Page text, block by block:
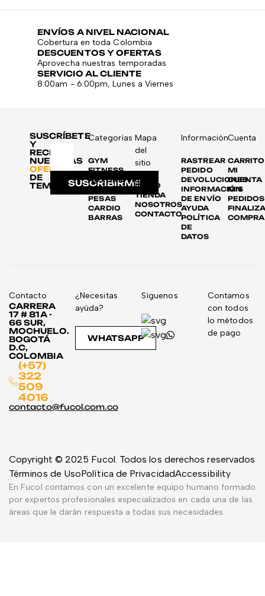
ENVÍOS A NIVEL NACIONAL
Cobertura en toda Colombia
DESCUENTOS Y OFERTAS
Aprovecha nuestras temporadas
SERVICIO AL CLIENTE
8:00am - 6:00pm, Lunes a Viernes
SUSCRÍBETE
Y
RECIBE
NUESTRAS
OFERTAS
DE
TEMPORADASUSCRIBIRME
Categorías
GYM
FITNESS
AUTOMOTRIZ
DISCOS
PESAS
CARDIO
BARRAS
Mapa
del
sitio
INICIO
TIENDA
NOSOTROS
CONTACTO
Información
RASTREAR
PEDIDO
DEVOLUCIONES
INFORMACIÓN
DE ENVÍO
AYUDA
POLÍTICA
DE
DATOS
Cuenta
CARRITO
MI
CUENTA
MIS
PEDIDOS
COMPRA
Contacto
CARRERA
17 # 81A -
66 SUR,
MOCHUELO.
BOGOTÁ
D.C,
COLOMBIA
(+57)
322
509
4016
contacto@fucol.com.co
¿Necesitas
ayúda?
WHATSAPP
Síguenos
Contamos
con todos
lo métodos
de pago
Copyright © 2025 Fucol. Todos los derechos reservados
Términos de UsoPolítica de PrivacidadAccessibility
En Fucol contamos con un excelente equipo humano formado
por expertos profesionales especializados en cada una de las
áreas que le darán respuesta a todas sus necesidades.